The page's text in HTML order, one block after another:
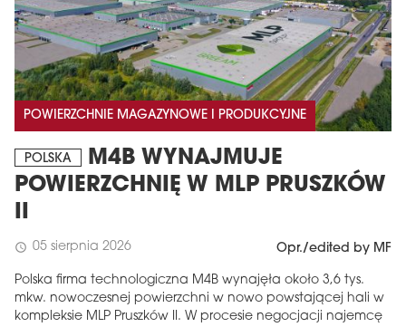
POWIERZCHNIE MAGAZYNOWE I PRODUKCYJNE
POLSKA
M4B WYNAJMUJE
POWIERZCHNIĘ W MLP PRUSZKÓW
II
schedule 05 sierpnia 2026 Opr./edited by MF
Polska firma technologiczna M4B wynajęła około 3,6 tys.
mkw. nowoczesnej powierzchni w nowo powstającej hali w
kompleksie MLP Pruszków II. W procesie negocjacji najemcę